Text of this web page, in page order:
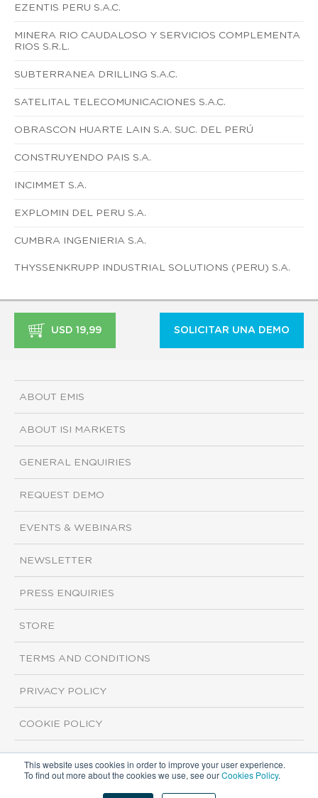
This website uses cookies in order to improve your user experience.
To find out more about the cookies we use, see ourCookies Policy.
EZENTIS PERU S.A.C.
MINERA RIO CAUDALOSO Y SERVICIOS COMPLEMENTA
RIOS S.R.L.
SUBTERRANEA DRILLING S.A.C.
SATELITAL TELECOMUNICACIONES S.A.C.
OBRASCON HUARTE LAIN S.A. SUC. DEL PERÚ
CONSTRUYENDO PAIS S.A.
INCIMMET S.A.
EXPLOMIN DEL PERU S.A.
CUMBRA INGENIERIA S.A.
THYSSENKRUPP INDUSTRIAL SOLUTIONS (PERU) S.A.
USD 19,99 SOLICITAR UNA DEMO
ABOUT EMIS
ABOUT ISI MARKETS
GENERAL ENQUIRIES
REQUEST DEMO
EVENTS & WEBINARS
NEWSLETTER
PRESS ENQUIRIES
STORE
TERMS AND CONDITIONS
PRIVACY POLICY
COOKIE POLICY
Copyright ©2026 ISI Markets. All rights reserved.